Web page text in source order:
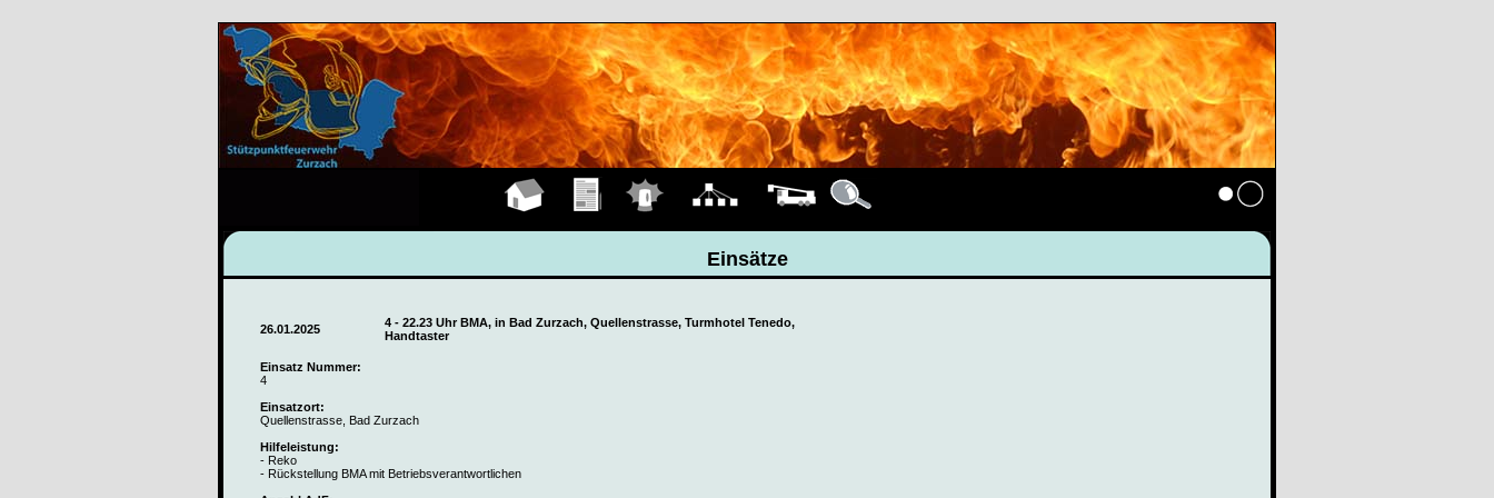
Einsätze
26.01.2025
4 - 22.23 Uhr BMA, in Bad Zurzach, Quellenstrasse, Turmhotel Tenedo,
Handtaster
Einsatz Nummer:
4
Einsatzort:
Quellenstrasse, Bad Zurzach
Hilfeleistung:
- Reko
- Rückstellung BMA mit Betriebsverantwortlichen